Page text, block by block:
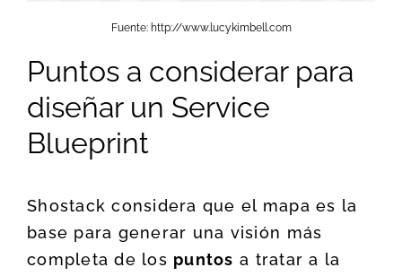
Fuente: http://www.lucykimbell.com
Puntos a considerar para
diseñar un Service
Blueprint
Shostack considera que el mapa es la
base para generar una visión más
completa de los puntos a tratar a la